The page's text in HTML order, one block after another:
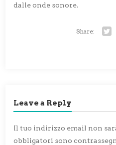
dalle onde sonore.
Share:
Leave a Reply
Il tuo indirizzo email non
obbligatori sono